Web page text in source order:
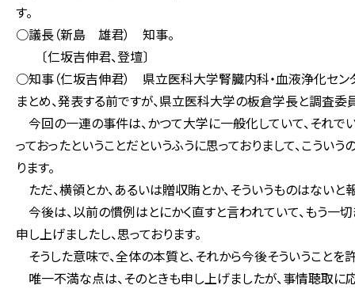
す。
○議長（新島 雄君） 知事。
〔仁坂吉伸君、登壇〕
○知事（仁坂吉伸君） 県立医科大学腎臓内科・血液浄化セン
まとめ、発表する前ですが、県立医科大学の板倉学長と調査
今回の一連の事件は、かつて大学に一般化していて、それで
っておったということだというふうに思っておりまして、こう
ります。
ただ、横領とか、あるいは贈収賄とか、そういうものはないと
今後は、以前の慣例はとにかく直すと言われていて、もう一
申し上げましたし、思っております。
そうした意味で、全体の本質と、それから今後そういうこと
唯一不満な点は、そのときも申し上げましたが、事情聴取に